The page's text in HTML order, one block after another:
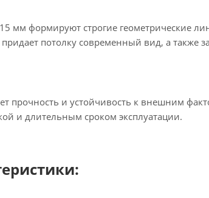
мм формируют строгие геометрические
потолку современный вид, а также
прочность и устойчивость к внешним
и длительным сроком эксплуатации.